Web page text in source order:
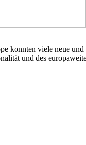
konnten viele neue
und des